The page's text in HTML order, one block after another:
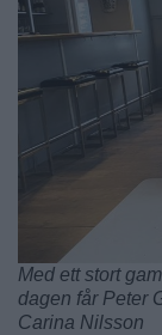
Med ett stort
dagen får Peter
Carina Nilsson